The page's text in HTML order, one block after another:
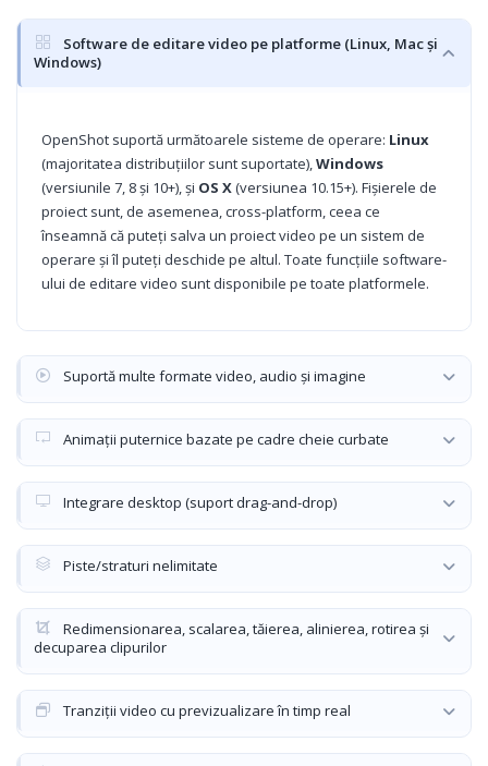
Software de editare video pe platforme (Linux, Mac și
Windows)
OpenShot suportă următoarele sisteme de operare: Linux
(majoritatea distribuțiilor sunt suportate),Windows
(versiunile 7, 8 și 10+), și OS X(versiunea 10.15+). Fișierele de
proiect sunt, de asemenea, cross-platform, ceea ce
înseamnă că puteți salva un proiect video pe un sistem de
operare și îl puteți deschide pe altul. Toate funcțiile software-
ului de editare video sunt disponibile pe toate platformele.
Suportă multe formate video, audio și imagine
Animații puternice bazate pe cadre cheie curbate
Integrare desktop (suport drag-and-drop)
Piste/straturi nelimitate
Redimensionarea, scalarea, tăierea, alinierea, rotirea și
decuparea clipurilor
Tranziții video cu previzualizare în timp real